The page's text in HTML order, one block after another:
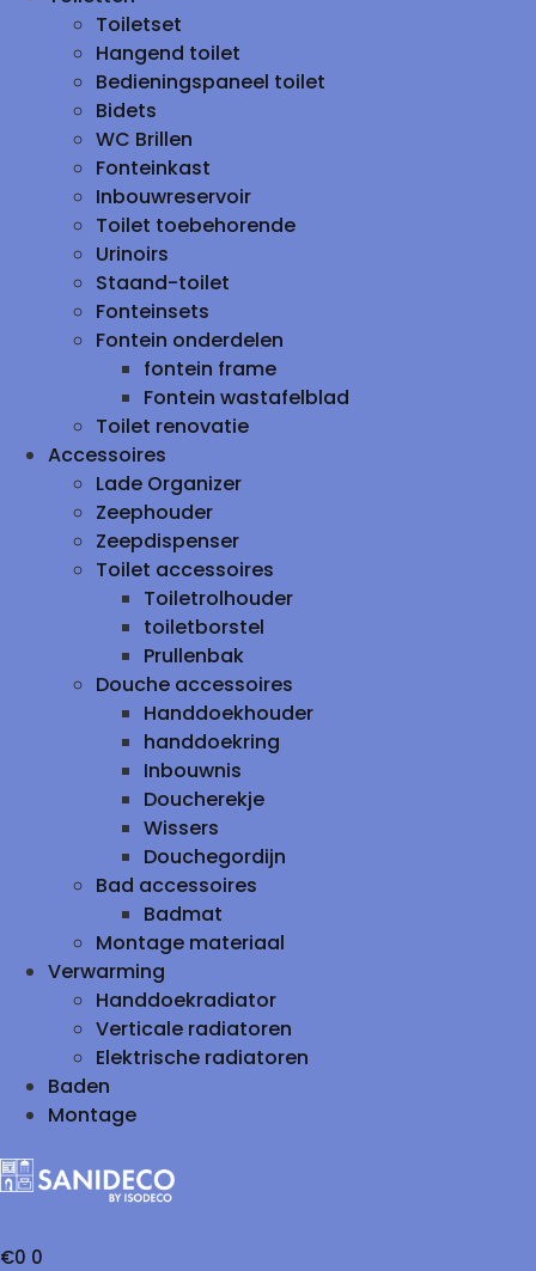
Toiletset
Hangend toilet
Bedieningspaneel toilet
Bidets
WC Brillen
Fonteinkast
Inbouwreservoir
Toilet toebehorende
Urinoirs
Staand-toilet
Fonteinsets
Fontein onderdelen
fontein frame
Fontein wastafelblad
Toilet renovatie
Accessoires
Lade Organizer
Zeephouder
Zeepdispenser
Toilet accessoires
Toiletrolhouder
toiletborstel
Prullenbak
Douche accessoires
Handdoekhouder
handdoekring
Inbouwnis
Doucherekje
Wissers
Douchegordijn
Bad accessoires
Badmat
Montage materiaal
Verwarming
Handdoekradiator
Verticale radiatoren
Elektrische radiatoren
Baden
Montage
€0 0